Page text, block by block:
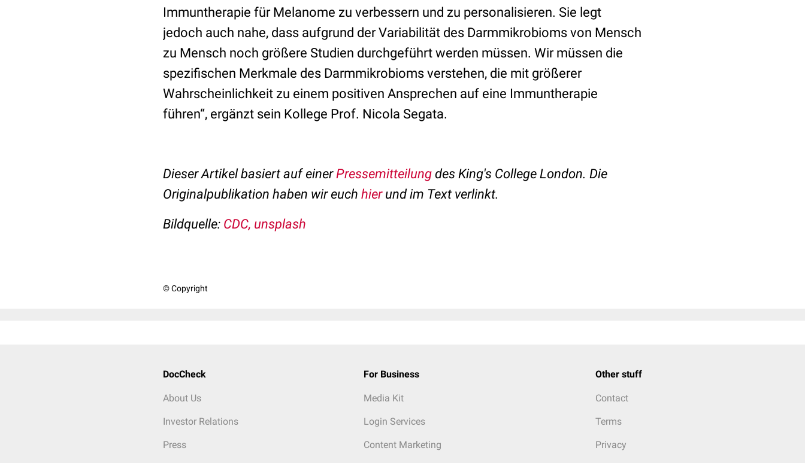
Immuntherapie für Melanome zu verbessern und zu personalisieren. Sie legt
jedoch auch nahe, dass aufgrund der Variabilität des Darmmikrobioms von Mensch
zu Mensch noch größere Studien durchgeführt werden müssen. Wir müssen die
spezifischen Merkmale des Darmmikrobioms verstehen, die mit größerer
Wahrscheinlichkeit zu einem positiven Ansprechen auf eine Immuntherapie
führen“, ergänzt sein Kollege Prof. Nicola Segata.
Dieser Artikel basiert auf einerPressemitteilung des King's College London. Die
Originalpublikation haben wir euch hierund im Text verlinkt.
Bildquelle: CDC, unsplash
© Copyright
DocCheck
About Us
Investor Relations
Press
For Business
Media Kit
Login Services
Content Marketing
Other stuff
Contact
Terms
Privacy